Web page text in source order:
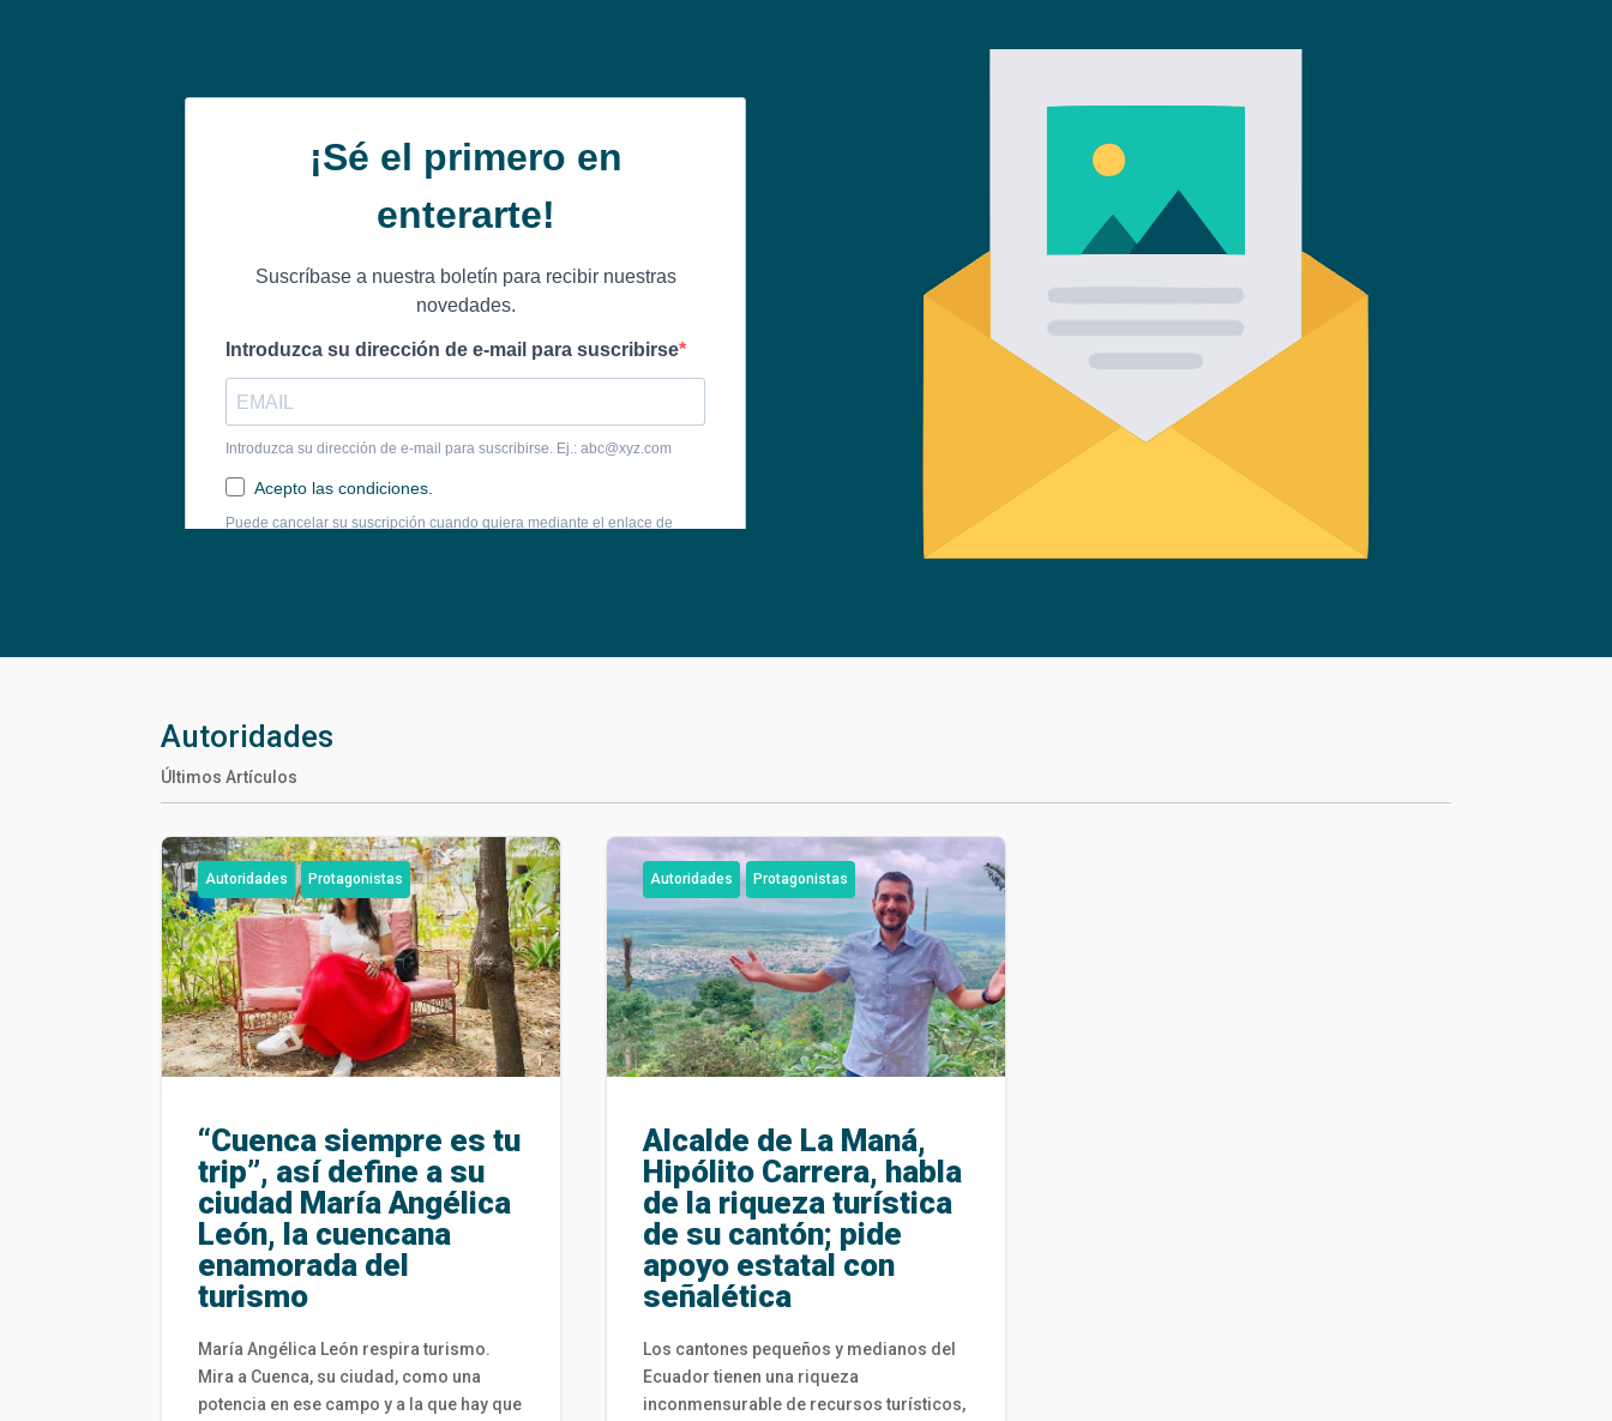
Autoridades
Últimos Artículos
Autoridades Protagonistas
“Cuenca siempre es tu
trip”, así define a su
ciudad María Angélica
León, la cuencana
enamorada del
turismo
María Angélica León respira turismo.
Mira a Cuenca, su ciudad, como una
potencia en ese campo y a la que hay que
Autoridades Protagonistas
Alcalde de La Maná,
Hipólito Carrera, habla
de la riqueza turística
de su cantón; pide
apoyo estatal con
señalética
Los cantones pequeños y medianos del
Ecuador tienen una riqueza
inconmensurable de recursos turísticos,